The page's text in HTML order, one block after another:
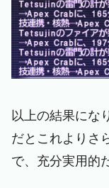
以上の結果にな
だとこれよりさ
で、充分実用的